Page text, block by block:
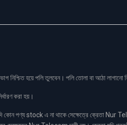
নিশ্চিত হয়ে পলি তুলবেন। পলি তোলা বা আঠা
করা হয়।
পণ্য stock এ না থাকে সেক্ষেত্রে ক্রেতা Nur